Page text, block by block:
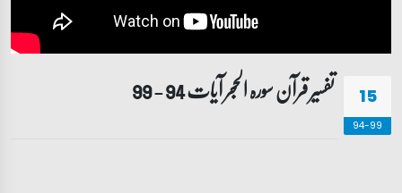
15
94-99
تفسیر قرآن سورہ ‎الحجر آیات 94 - 99